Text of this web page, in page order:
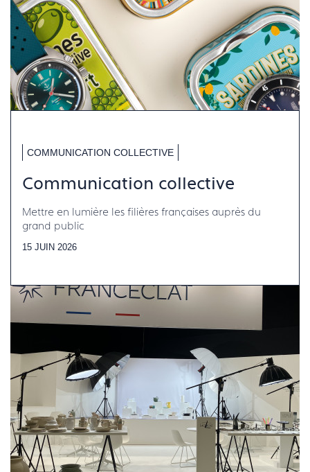
COMMUNICATION COLLECTIVE
Communication collective
Mettre en lumière les filières françaises auprès du
grand public
15 JUIN 2026